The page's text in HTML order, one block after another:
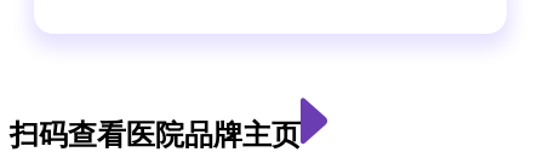
扫码查看医院品牌主页